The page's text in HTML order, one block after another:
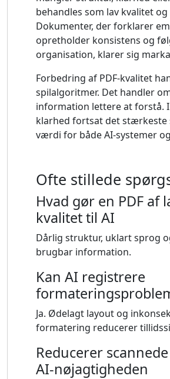
behandles som lav kvalitet
Dokumenter, der forklarer
opretholder konsistens og
organisation, klarer sig
Forbedring af PDF-kvalitet
spilalgoritmer. Det handler
information lettere at forstå.
klarhed fortsat det stærkeste
værdi for både AI-systemer
Ofte stillede
Hvad gør en PDF af
kvalitet til AI
Dårlig struktur, uklart sprog
brugbar information.
Kan AI registrere
Ja. Ødelagt layout og
formatering reducerer
Reducerer
AI-nøjagtigheden